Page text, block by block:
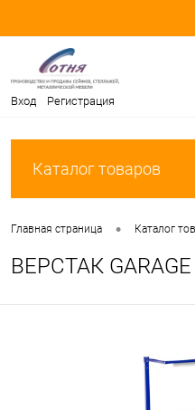
Вход Регистрация
Каталог товаров
Главная страница • Каталог
ВЕРСТАК